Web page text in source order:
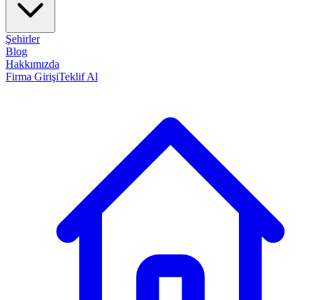
Şehirler
Blog
Hakkımızda
Firma GirişiTeklif Al